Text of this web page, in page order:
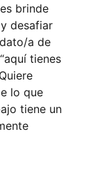
brinde
desafiar
a de
tienes
lo que
tiene un